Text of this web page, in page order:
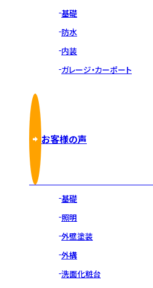
基礎
防水
内装
ガレージ・カーポート
お客様の声
基礎
照明
外壁塗装
外構
洗面化粧台